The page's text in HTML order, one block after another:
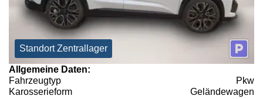
Standort Zentrallager
Allgemeine Daten:
Fahrzeugtyp
Pkw
Karosserieform
Geländewagen